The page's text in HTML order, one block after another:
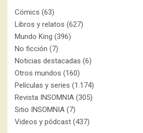
Cómics (63)
Libros y relatos (627)
Mundo King (396)
No ficción (7)
Noticias destacadas (6)
Otros mundos (160)
Películas y series (1.174)
Revista INSOMNIA (305)
Sitio INSOMNIA (7)
Videos y pódcast (437)